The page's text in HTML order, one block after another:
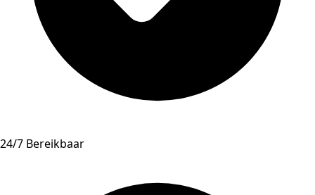
24/7 Bereikbaar